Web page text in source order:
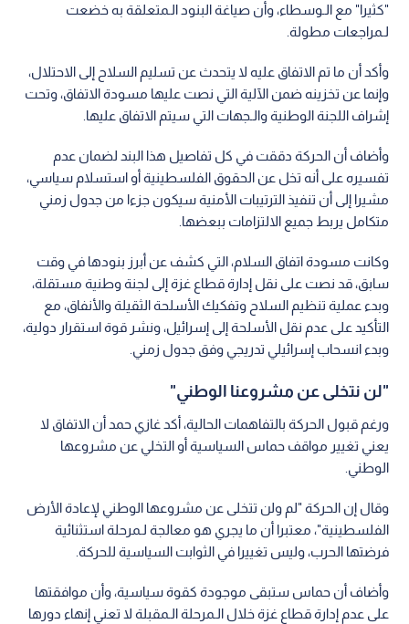
"كثيرا" مع الـوسطاء، وأن صياغة البنود الـمتعلقة به خضعت
لـمراجعات مطولة.
وأكد أن ما تم الاتفاق عليه لا يتحدث عن تسليم السلاح إلى الاحتلال،
وإنما عن تخزينه ضمن الآلية التي نصت عليها مسودة الاتفاق، وتحت
إشراف اللجنة الوطنية والـجهات التي سيتم الاتفاق عليها.
وأضاف أن الحركة دققت في كل تفاصيل هذا البند لضمان عدم
تفسيره على أنه تخل عن الحقوق الفلسطينية أو استسلام سياسي،
مشيرا إلى أن تنفيذ الترتيبات الأمنية سيكون جزءا من جدول زمني
متكامل يربط جميع الالتزامات ببعضها.
وكانت مسودة اتفاق السلام، التي كشف عن أبرز بنودها في وقت
سابق، قد نصت على نقل إدارة قطاع غزة إلى لجنة وطنية مستقلة،
وبدء عملية تنظيم السلاح وتفكيك الأسلحة الثقيلة والأنفاق، مع
التأكيد على عدم نقل الأسلحة إلى إسرائيل، ونشر قوة استقرار دولية،
وبدء انسحاب إسرائيلي تدريجي وفق جدول زمني.
"لن نتخلى عن مشروعنا الوطني"
ورغم قبول الحركة بالتفاهمات الحالية، أكد غازي حمد أن الاتفاق لا
يعني تغيير مواقف حماس السياسية أو التخلي عن مشروعها
الوطني.
وقال إن الحركة "لم ولن تتخلى عن مشروعها الوطني لإعادة الأرض
الفلسطينية"، معتبرا أن ما يجري هو معالجة لـمرحلة استثنائية
فرضتها الحرب، وليس تغييرا في الثوابت السياسية للحركة.
وأضاف أن حماس ستبقى موجودة كقوة سياسية، وأن موافقتها
على عدم إدارة قطاع غزة خلال الـمرحلة الـمقبلة لا تعني إنهاء دورها